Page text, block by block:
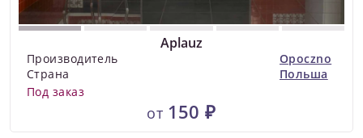
Aplauz
Производитель
Opoczno
Страна
Польша
Под заказ
от 150 ₽